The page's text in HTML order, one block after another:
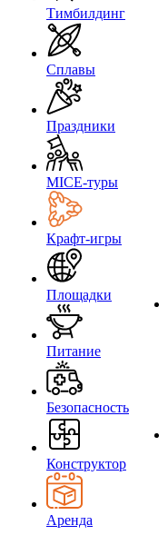
Тимбилдинг
Сплавы
Праздники
MICE‑туры
Крафт-игры
Площадки
Питание
Безопасность
Конструктор
Аренда